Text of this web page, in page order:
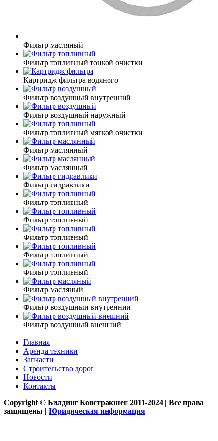
Фильтр масляный
Фильтр топливный тонкой очистки
Картридж фильтра водяного
Фильтр воздушный внутренний
Фильтр воздушный наружный
Фильтр топливный мягкой очистки
Фильтр маслянный
Фильтр маслянный
Фильтр гидравлики
Фильтр топливный
Фильтр топливный
Фильтр топливный
Фильтр топливный
Фильтр топливный
Фильтр масляный
Фильтр воздушный внутренний
Фильтр воздушный внешний
Главная
Аренда техники
Запчасти
Строительство дорог
Новости
Контакты
Copyright © Билдинг Констракшен 2011-2024 | Все права
защищены | Юридическая информация